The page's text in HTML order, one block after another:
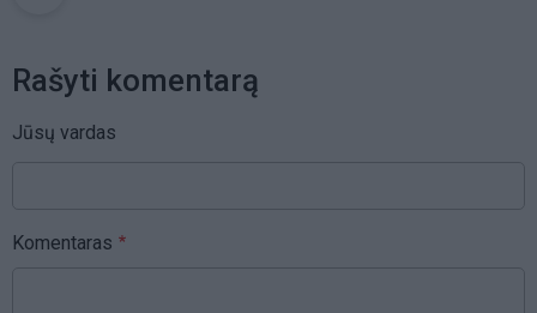
Rašyti komentarą
Jūsų vardas
Komentaras